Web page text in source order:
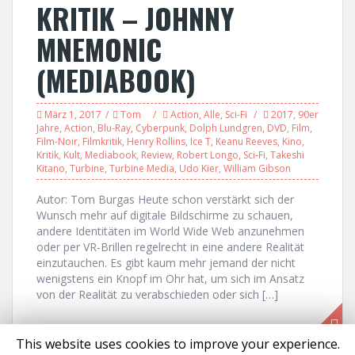
KRITIK – JOHNNY
MNEMONIC
(MEDIABOOK)
März 1, 2017 Tom Action, Alle, Sci-Fi 2017, 90er
Jahre, Action, Blu-Ray, Cyberpunk, Dolph Lundgren, DVD, Film,
Film-Noir, Filmkritik, Henry Rollins, Ice T, Keanu Reeves, Kino,
Kritik, Kult, Mediabook, Review, Robert Longo, Sci-Fi, Takeshi
Kitano, Turbine, Turbine Media, Udo Kier, William Gibson
Autor: Tom Burgas Heute schon verstärkt sich der
Wunsch mehr auf digitale Bildschirme zu schauen,
andere Identitäten im World Wide Web anzunehmen
oder per VR-Brillen regelrecht in eine andere Realität
einzutauchen. Es gibt kaum mehr jemand der nicht
wenigstens ein Knopf im Ohr hat, um sich im Ansatz
von der Realität zu verabschieden oder sich […]
This website uses cookies to improve your experience.